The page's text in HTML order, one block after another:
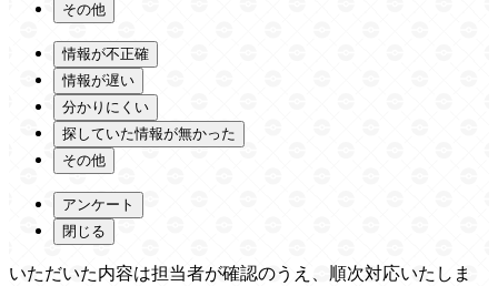
その他
情報が不正確
情報が遅い
分かりにくい
探していた情報が無かった
その他
アンケート
閉じる
いただいた内容は担当者が確認のうえ、順次対応いたしま